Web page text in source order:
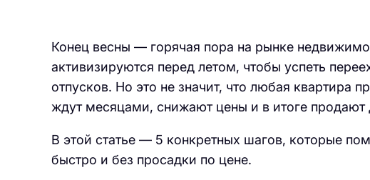
Конец весны — горячая пора на рынке
активизируются перед летом, чтобы успеть
отпусков. Но это не значит, что любая квартира
ждут месяцами, снижают цены и в итоге продают
В этой статье — 5 конкретных шагов, которые
быстро и без просадки по цене.